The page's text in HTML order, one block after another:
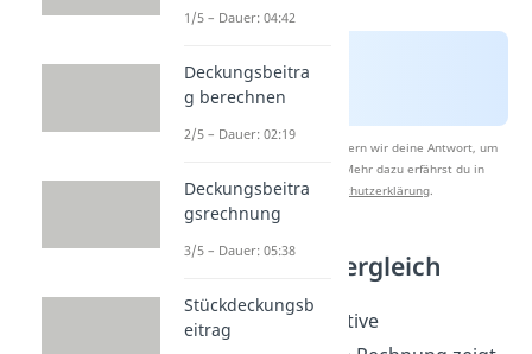
Nach Beantwortung speichern wir deine Antwort, um
Studyflix zu verbessern. Mehr dazu erfährst du in
unsererDatenschutzerklärung
Bezugspreisvergleich
Folgende quantitative
1/5 – Dauer: 04:42
Deckungsbeitra
g berechnen
2/5 – Dauer: 02:19
Deckungsbeitra
gsrechnung
3/5 – Dauer: 05:38
Stückdeckungsb
eitrag